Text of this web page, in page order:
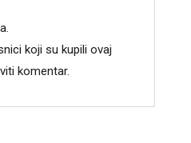
koji su kupili ovaj
komentar.